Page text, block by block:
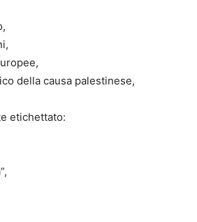
della causa palestinese,
etichettato: